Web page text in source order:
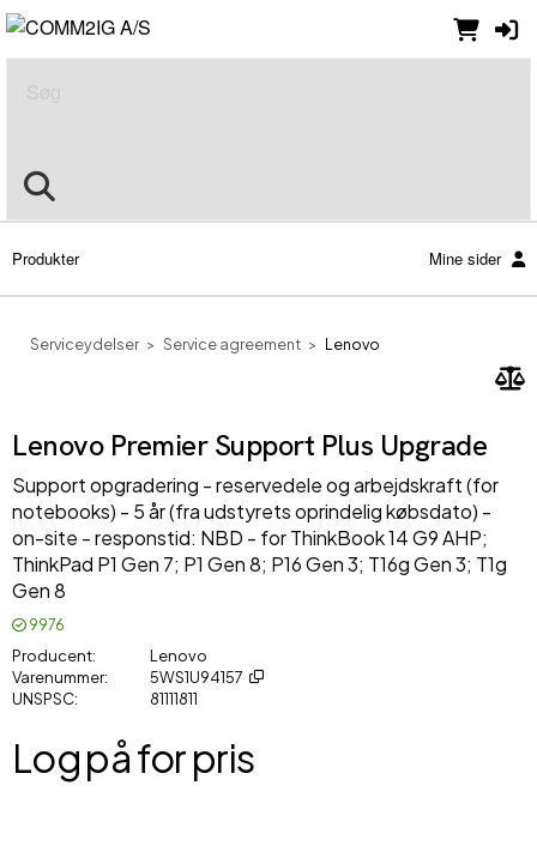
Produkter Mine sider
Serviceydelser Service agreement Lenovo
Lenovo Premier Support Plus Upgrade
Support opgradering - reservedele og arbejdskraft (for
notebooks) - 5 år (fra udstyrets oprindelig købsdato) -
on-site - responstid: NBD - for ThinkBook 14 G9 AHP;
ThinkPad P1 Gen 7; P1 Gen 8; P16 Gen 3; T16g Gen 3; T1g
Gen 8
9976
Producent
Lenovo
Varenummer
5WS1U94157
UNSPSC
81111811
Log på for pris